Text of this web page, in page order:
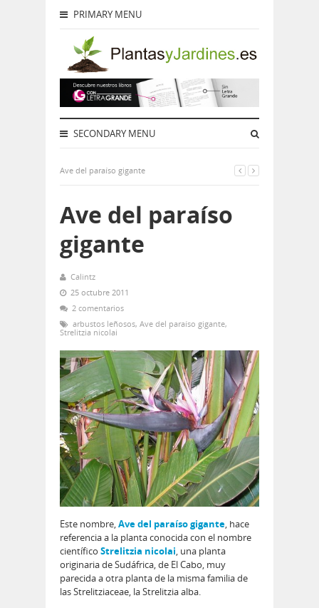
PRIMARY MENU
SECONDARY MENU
Ave del paraíso gigante
Ave del paraíso
gigante
Calintz
25 octubre 2011
2 comentarios
arbustos leñosos, Ave del paraíso gigante,
Strelitzia nicolai
Este nombre, Ave del paraíso gigante , hace
referencia a la planta conocida con el nombre
científico Strelitzia nicolai , una planta
originaria de Sudáfrica, de El Cabo, muy
parecida a otra planta de la misma familia de
las Strelitziaceae, la Strelitzia alba.